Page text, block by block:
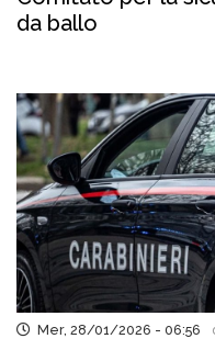
da ballo
Mer, 28/01/2026 - 06:56